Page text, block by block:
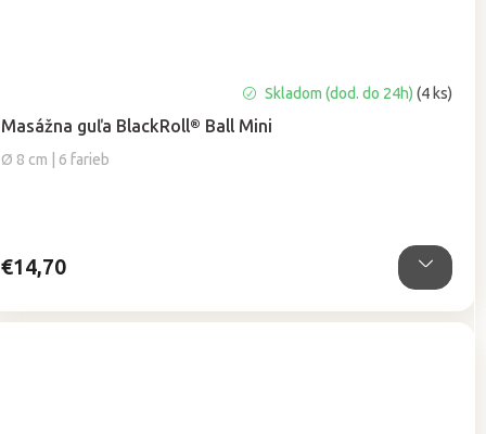
Masážna guľa BlackRoll® Ball Mini
Ø 8 cm | 6 farieb
hodnotenie
produktu
je
Skladom (dod. do 24h)(4 ks)
€14,70